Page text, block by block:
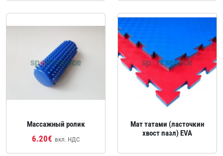
Массажный ролик
6.20€ вкл. НДС
Мат татами (ласточкин
хвост пазл) EVA